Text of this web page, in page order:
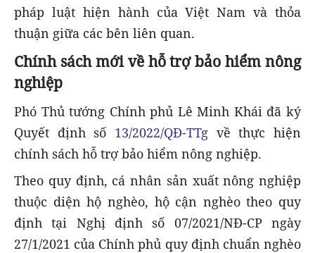
pháp luật hiện hành của Việt Nam và thỏa
thuận giữa các bên liên quan.
Chính sách mới về hỗ trợ bảo hiểm nông
nghiệp
Phó Thủ tướng Chính phủ Lê Minh Khái đã ký
Quyết định số 13/2022/QĐ-TTg về thực hiện
chính sách hỗ trợ bảo hiểm nông nghiệp.
Theo quy định, cá nhân sản xuất nông nghiệp
thuộc diện hộ nghèo, hộ cận nghèo theo quy
định tại Nghị định số 07/2021/NĐ-CP ngày
27/1/2021 của Chính phủ quy định chuẩn nghèo